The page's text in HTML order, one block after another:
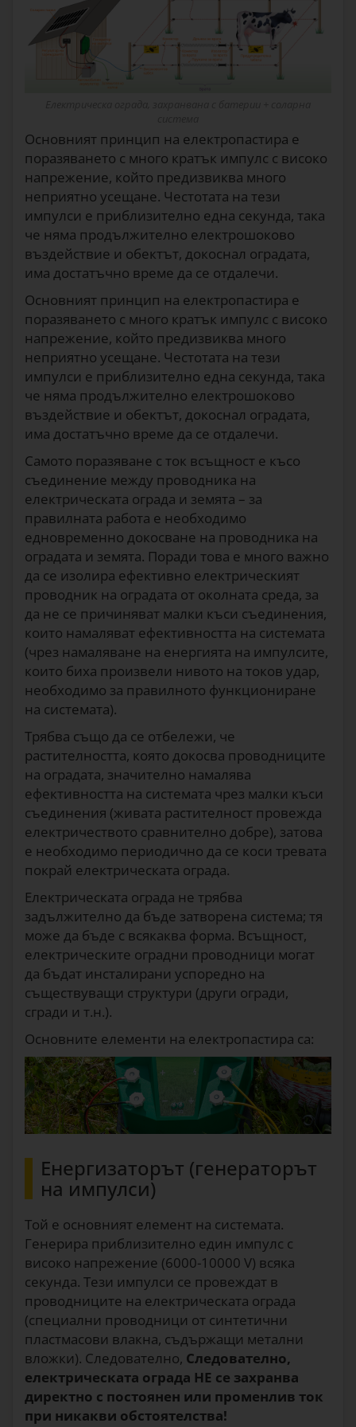
Основният принцип на електропастира е
поразяването с много кратък импулс с високо
напрежение, който предизвиква много
неприятно усещане. Честотата на тези
импулси е приблизително една секунда, така
че няма продължително електрошоково
въздействие и обектът, докоснал оградата,
има достатъчно време да се отдалечи.
Основният принцип на електропастира е
поразяването с много кратък импулс с високо
напрежение, който предизвиква много
неприятно усещане. Честотата на тези
импулси е приблизително една секунда, така
че няма продължително електрошоково
въздействие и обектът, докоснал оградата,
има достатъчно време да се отдалечи.
Самото поразяване с ток всъщност е късо
съединение между проводника на
електрическата ограда и земята – за
правилната работа е необходимо
едновременно докосване на проводника на
оградата и земята. Поради това е много важно
да се изолира ефективно електрическият
проводник на оградата от околната среда, за
да не се причиняват малки къси съединения,
които намаляват ефективността на системата
(чрез намаляване на енергията на импулсите,
които биха произвели нивото на токов удар,
необходимо за правилното функциониране
на системата).
Трябва също да се отбележи, че
растителността, която докосва проводниците
на оградата, значително намалява
ефективността на системата чрез малки къси
съединения (живата растителност провежда
електричеството сравнително добре), затова
е необходимо периодично да се коси тревата
покрай електрическата ограда.
Електрическата ограда не трябва
задължително да бъде затворена система; тя
може да бъде с всякаква форма. Всъщност,
електрическите оградни проводници могат
да бъдат инсталирани успоредно на
съществуващи структури (други огради,
сгради и т.н.).
Основните елементи на електропастира са:
Енергизаторът (генераторът
на импулси)
Той е основният елемент на системата.
Генерира приблизително един импулс с
високо напрежение (6000-10000 V) всяка
секунда. Тези импулси се провеждат в
проводниците на електрическата ограда
(специални проводници от синтетични
пластмасови влакна, съдържащи метални
вложки). Следователно, Следователно,
електрическата ограда НЕ се захранва
директно с постоянен или променлив ток
при никакви обстоятелства!